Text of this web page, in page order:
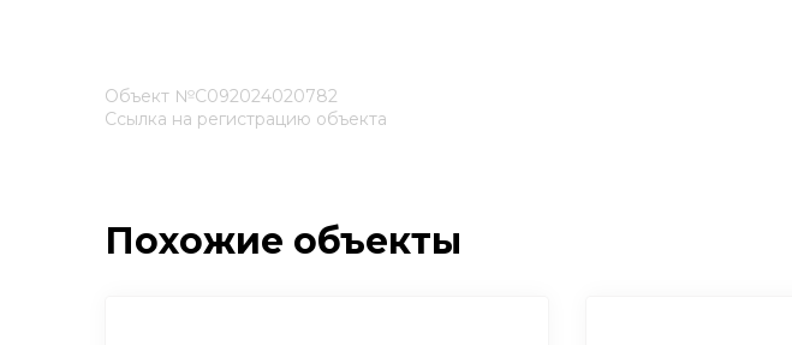
Объект №С092024020782
Ссылка на регистрацию объекта
Похожие объекты